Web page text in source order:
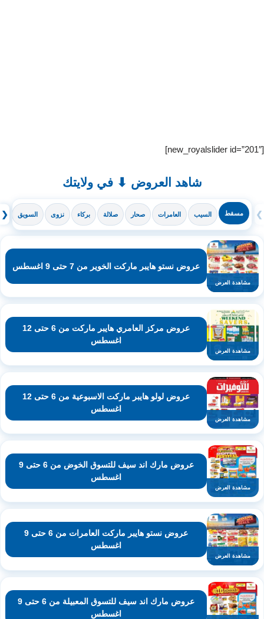
[new_royalslider id=”201″]
شاهد العروض ⬇ في ولايتك
❮ مسقط السيب العامرات صحار صلالة بركاء نزوى السويق ❯
مشاهدة العرض
عروض نستو هايبر ماركت الخوير من 7 حتى 9 اغسطس
مشاهدة العرض
عروض مركز العامري هايبر ماركت من 6 حتى 12
اغسطس
مشاهدة العرض
عروض لولو هايبر ماركت الاسبوعية من 6 حتى 12
اغسطس
مشاهدة العرض
عروض مارك اند سيف للتسوق الخوض من 6 حتى 9
اغسطس
مشاهدة العرض
عروض نستو هايبر ماركت العامرات من 6 حتى 9
اغسطس
عروض مارك اند سيف للتسوق المعبيلة من 6 حتى 9
اغسطس